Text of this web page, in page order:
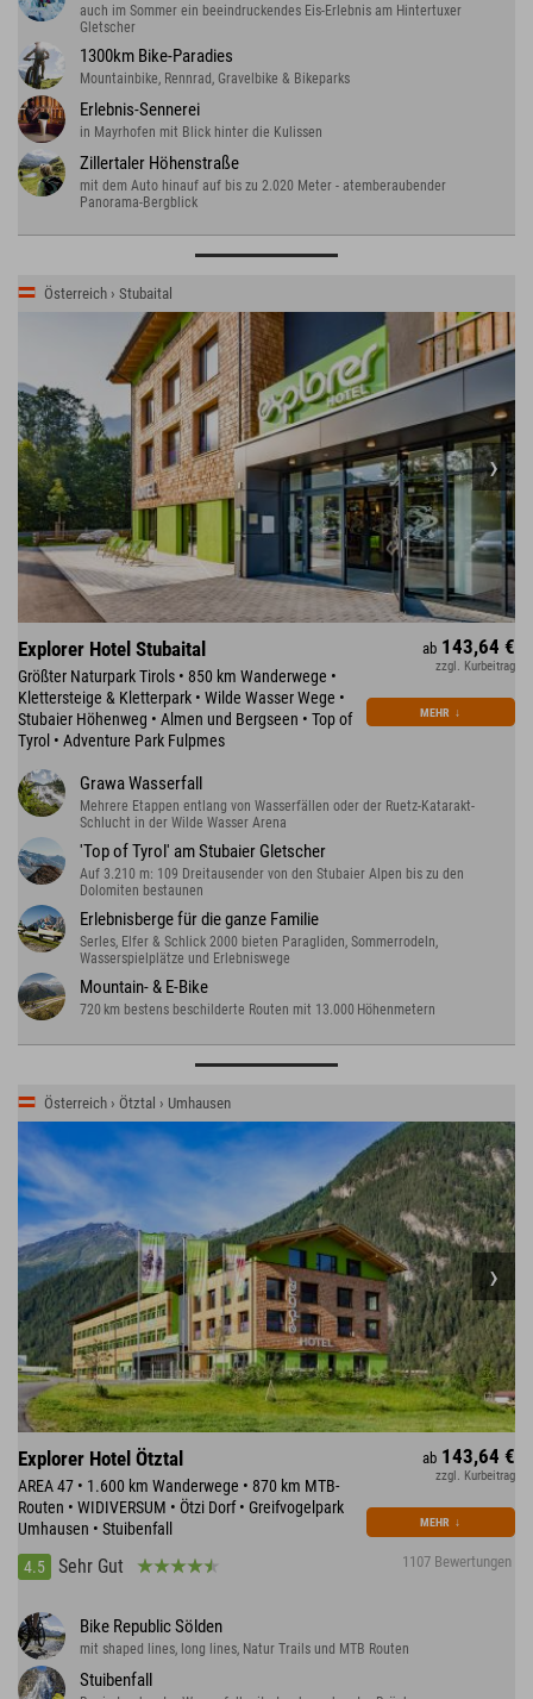
auch im Sommer ein beeindruckendes Eis-Erlebnis am Hintertuxer
Gletscher
1300km Bike-Paradies
Mountainbike, Rennrad, Gravelbike & Bikeparks
Erlebnis-Sennerei
in Mayrhofen mit Blick hinter die Kulissen
Zillertaler Höhenstraße
mit dem Auto hinauf auf bis zu 2.020 Meter - atemberaubender
Panorama-Bergblick
Österreich › Stubaital
Explorer Hotel Stubaital
Größter Naturpark Tirols • 850 km Wanderwege •
Klettersteige & Kletterpark • Wilde Wasser Wege •
Stubaier Höhenweg • Almen und Bergseen • Top of
Tyrol • Adventure Park Fulpmes
ab 143,64 €
zzgl. Kurbeitrag
MEHR ↓
Grawa Wasserfall
Mehrere Etappen entlang von Wasserfällen oder der Ruetz-Katarakt-
Schlucht in der Wilde Wasser Arena
'Top of Tyrol' am Stubaier Gletscher
Auf 3.210 m: 109 Dreitausender von den Stubaier Alpen bis zu den
Dolomiten bestaunen
Erlebnisberge für die ganze Familie
Serles, Elfer & Schlick 2000 bieten Paragliden, Sommerrodeln,
Wasserspielplätze und Erlebniswege
Mountain- & E-Bike
720 km bestens beschilderte Routen mit 13.000 Höhenmetern
Österreich › Ötztal › Umhausen
Explorer Hotel Ötztal
AREA 47 • 1.600 km Wanderwege • 870 km MTB-
Routen • WIDIVERSUM • Ötzi Dorf • Greifvogelpark
Umhausen • Stuibenfall
4.5
Sehr Gut 1107 Bewertungen
ab 143,64 €
zzgl. Kurbeitrag
MEHR ↓
Bike Republic Sölden
mit shaped lines, long lines, Natur Trails und MTB Routen
Stuibenfall